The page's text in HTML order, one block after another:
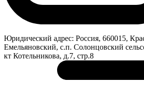
Юридический адрес: Россия, 660015,
Емельяновский, с.п. Солонцовский
кт Котельникова, д.7, стр.8